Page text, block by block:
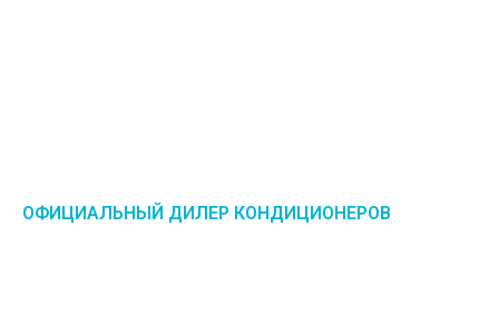
ОФИЦИАЛЬНЫЙ ДИЛЕР КОНДИЦИОНЕРОВ